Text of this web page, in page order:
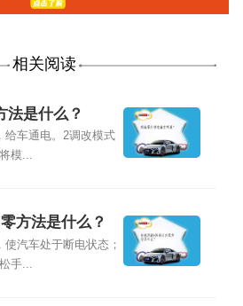
相关阅读
法是什么？
给车通电。2调改模式
模...
方法是什么？
汽车处于断电状态；
手...